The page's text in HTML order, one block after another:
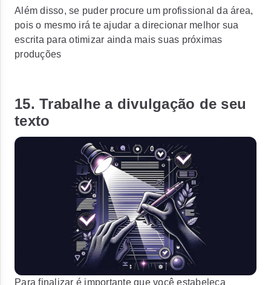
Além disso, se puder procure um profissional da área,
pois o mesmo irá te ajudar a direcionar melhor sua
escrita para otimizar ainda mais suas próximas
produções
15. Trabalhe a divulgação de seu
texto
Para finalizar é importante que você estabeleça